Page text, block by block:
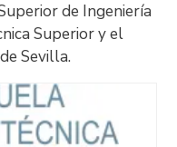
de Ingeniería
Superior y el
Sevilla.